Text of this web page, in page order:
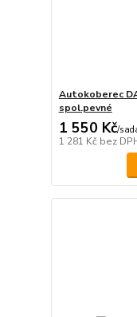
Autokoberec
spol.pevné
1 550 Kč/
1 281 Kč bez